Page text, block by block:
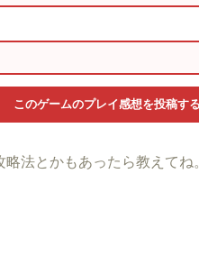
法とかもあったら教えてね。